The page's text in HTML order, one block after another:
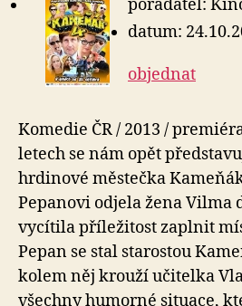
pořadatel:
datum:
objednat
Komedie ČR / 2013 /
letech se nám opět
hrdinové městečka
Pepanovi odjela žena Vilma
vycítila příležitost zaplnit
Pepan se stal starostou
kolem něj krouží učitelka
všechny humorné situace,